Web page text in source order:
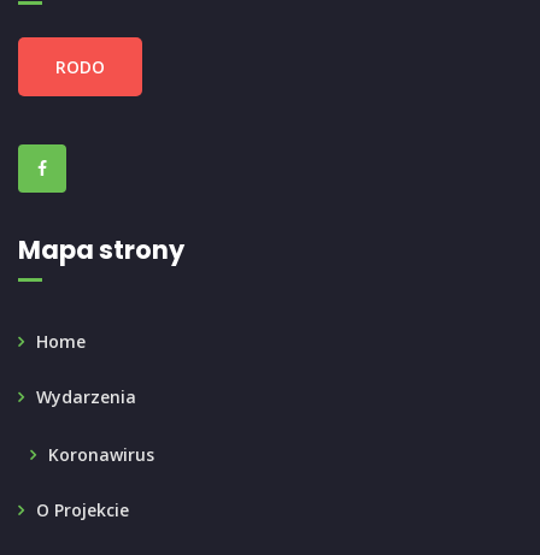
RODO
Mapa strony
Home
Wydarzenia
Koronawirus
O Projekcie